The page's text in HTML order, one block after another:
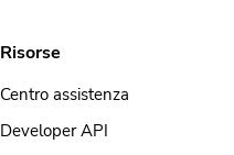
Risorse
Centro assistenza
Developer API